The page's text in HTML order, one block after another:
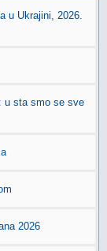
u Ukrajini, 2026.
u sta smo se sve
2026